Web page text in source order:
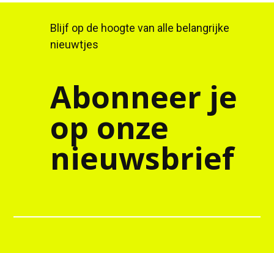
Blijf op de hoogte van alle belangrijke
nieuwtjes
Abonneer je
op onze
nieuwsbrief